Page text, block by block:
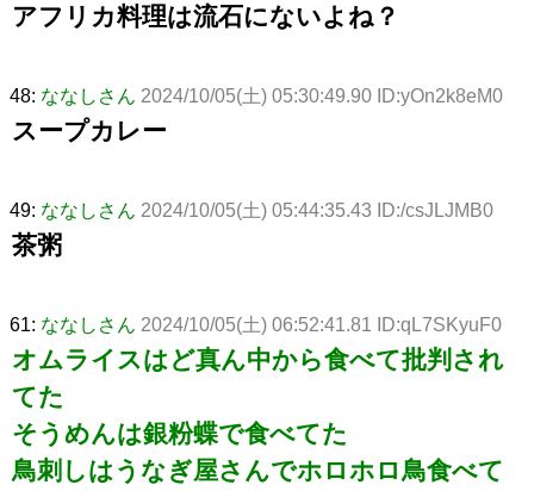
アフリカ料理は流石にないよね？
48: ななしさん 2024/10/05(土) 05:30:49.90 ID:yOn2k8eM0
スープカレー
49: ななしさん 2024/10/05(土) 05:44:35.43 ID:/csJLJMB0
茶粥
61: ななしさん 2024/10/05(土) 06:52:41.81 ID:qL7SKyuF0
オムライスはど真ん中から食べて批判され
てた
そうめんは銀粉蝶で食べてた
鳥刺しはうなぎ屋さんでホロホロ鳥食べて